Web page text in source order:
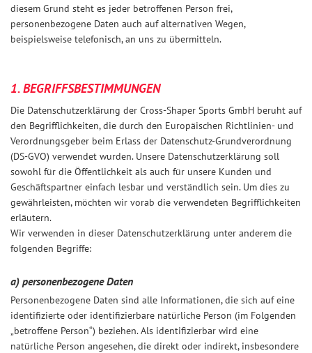
diesem Grund steht es jeder betroffenen Person frei,
personenbezogene Daten auch auf alternativen Wegen,
beispielsweise telefonisch, an uns zu übermitteln.
1. BEGRIFFSBESTIMMUNGEN
Die Datenschutzerklärung der Cross-Shaper Sports GmbH beruht auf
den Begrifflichkeiten, die durch den Europäischen Richtlinien- und
Verordnungsgeber beim Erlass der Datenschutz-Grundverordnung
(DS-GVO) verwendet wurden. Unsere Datenschutzerklärung soll
sowohl für die Öffentlichkeit als auch für unsere Kunden und
Geschäftspartner einfach lesbar und verständlich sein. Um dies zu
gewährleisten, möchten wir vorab die verwendeten Begrifflichkeiten
erläutern.
Wir verwenden in dieser Datenschutzerklärung unter anderem die
folgenden Begriffe:
a) personenbezogene Daten
Personenbezogene Daten sind alle Informationen, die sich auf eine
identifizierte oder identifizierbare natürliche Person (im Folgenden
„betroffene Person“) beziehen. Als identifizierbar wird eine
natürliche Person angesehen, die direkt oder indirekt, insbesondere